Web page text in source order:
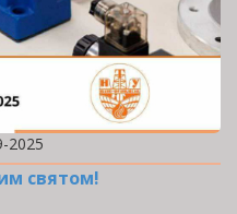
2025
святом!